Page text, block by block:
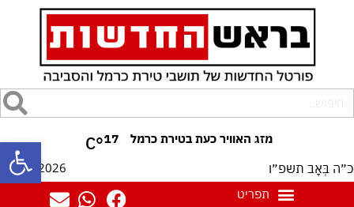
פתח 17
°C
כ״ה בְּאָב תשפ״ו 07/08/2026